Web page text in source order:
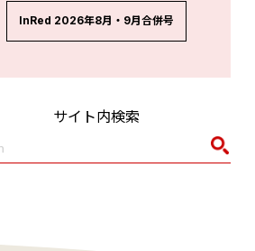
InRed 2026年8月・9月合併号
サイト内検索